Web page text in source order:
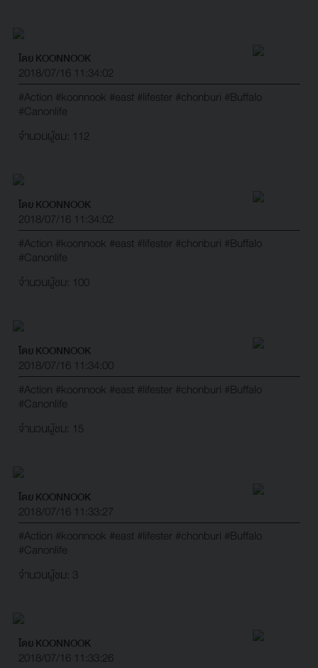
โดย KOONNOOK
2018/07/16 11:34:02
#Action #koonnook #east #lifester #chonburi #Buffalo
#Canonlife
จำนวนผู้ชม: 112
โดย KOONNOOK
2018/07/16 11:34:02
#Action #koonnook #east #lifester #chonburi #Buffalo
#Canonlife
จำนวนผู้ชม: 100
โดย KOONNOOK
2018/07/16 11:34:00
#Action #koonnook #east #lifester #chonburi #Buffalo
#Canonlife
จำนวนผู้ชม: 15
โดย KOONNOOK
2018/07/16 11:33:27
#Action #koonnook #east #lifester #chonburi #Buffalo
#Canonlife
จำนวนผู้ชม: 3
โดย KOONNOOK
2018/07/16 11:33:26